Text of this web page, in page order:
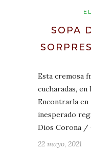
SOPA
Esta cremosa
cucharadas, en
Encontrarla en
inesperado
Dios Corona /
22 mayo, 2021